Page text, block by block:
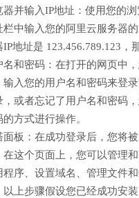
器并输入IP地址：使用您的
栏中输入您的阿里云服务器
地址是 123.456.789.123，
名和密码：在打开的网页中
输入您的用户名和密码来登
，或者忘记了用户名和密码
方式进行操作。
面板：在成功登录后，您将
这个页面上，您可以管理和
序、设置域名、管理文件和
以上步骤假设您已经成功安